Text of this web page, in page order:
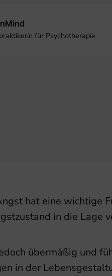
für Psychotherapie
hat eine wichtige
in die Lage
übermäßig und
in der